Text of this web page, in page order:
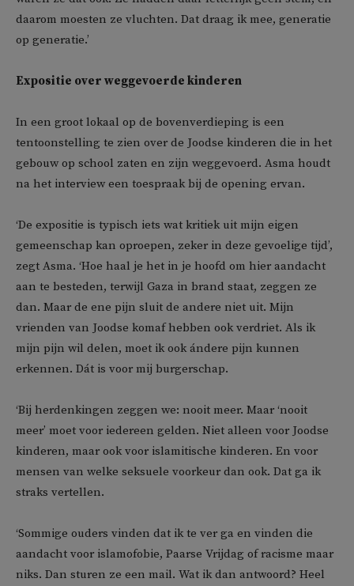
daarom moesten ze vluchten. Dat draag ik mee, generatie
op generatie.’
Expositie over weggevoerde kinderen
In een groot lokaal op de bovenverdieping is een
tentoonstelling te zien over de Joodse kinderen die in het
gebouw op school zaten en zijn weggevoerd. Asma houdt
na het interview een toespraak bij de opening ervan.
‘De expositie is typisch iets wat kritiek uit mijn eigen
gemeenschap kan oproepen, zeker in deze gevoelige tijd’,
zegt Asma. ‘Hoe haal je het in je hoofd om hier aandacht
aan te besteden, terwijl Gaza in brand staat, zeggen ze
dan. Maar de ene pijn sluit de andere niet uit. Mijn
vrienden van Joodse komaf hebben ook verdriet. Als ik
mijn pijn wil delen, moet ik ook ándere pijn kunnen
erkennen. Dát is voor mij burgerschap.
‘Bij herdenkingen zeggen we: nooit meer. Maar ‘nooit
meer’ moet voor iedereen gelden. Niet alleen voor Joodse
kinderen, maar ook voor islamitische kinderen. En voor
mensen van welke seksuele voorkeur dan ook. Dat ga ik
straks vertellen.
‘Sommige ouders vinden dat ik te ver ga en vinden die
aandacht voor islamofobie, Paarse Vrijdag of racisme maar
niks. Dan sturen ze een mail. Wat ik dan antwoord? Heel